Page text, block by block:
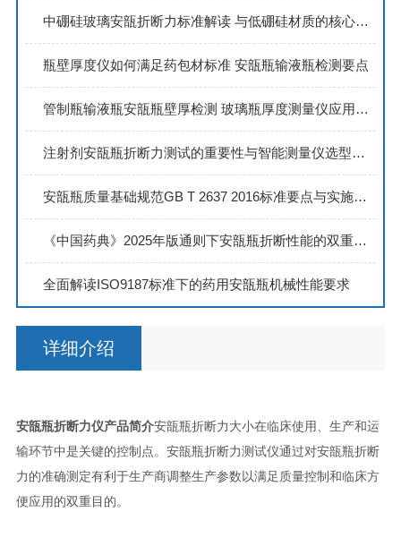
中硼硅玻璃安瓿折断力标准解读 与低硼硅材质的核心差异
瓶壁厚度仪如何满足药包材标准 安瓿瓶输液瓶检测要点
管制瓶输液瓶安瓿瓶壁厚检测 玻璃瓶厚度测量仪应用全解析
注射剂安瓿瓶折断力测试的重要性与智能测量仪选型指南
安瓿瓶质量基础规范GB T 2637 2016标准要点与实施指南
《中国药典》2025年版通则下安瓿瓶折断性能的双重目标与科学评估
全面解读ISO9187标准下的药用安瓿瓶机械性能要求
详细介绍
安瓿瓶折断力仪产品简介安瓿瓶折断力大小在临床使用、生产和运
输环节中是关键的控制点。安瓿瓶折断力测试仪通过对安瓿瓶折断
力的准确测定有利于生产商调整生产参数以满足质量控制和临床方
便应用的双重目的。